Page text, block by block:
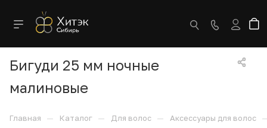
Бигуди 25 мм ночные
малиновые
Главная — Каталог — Для волос — Аксессуары для волос